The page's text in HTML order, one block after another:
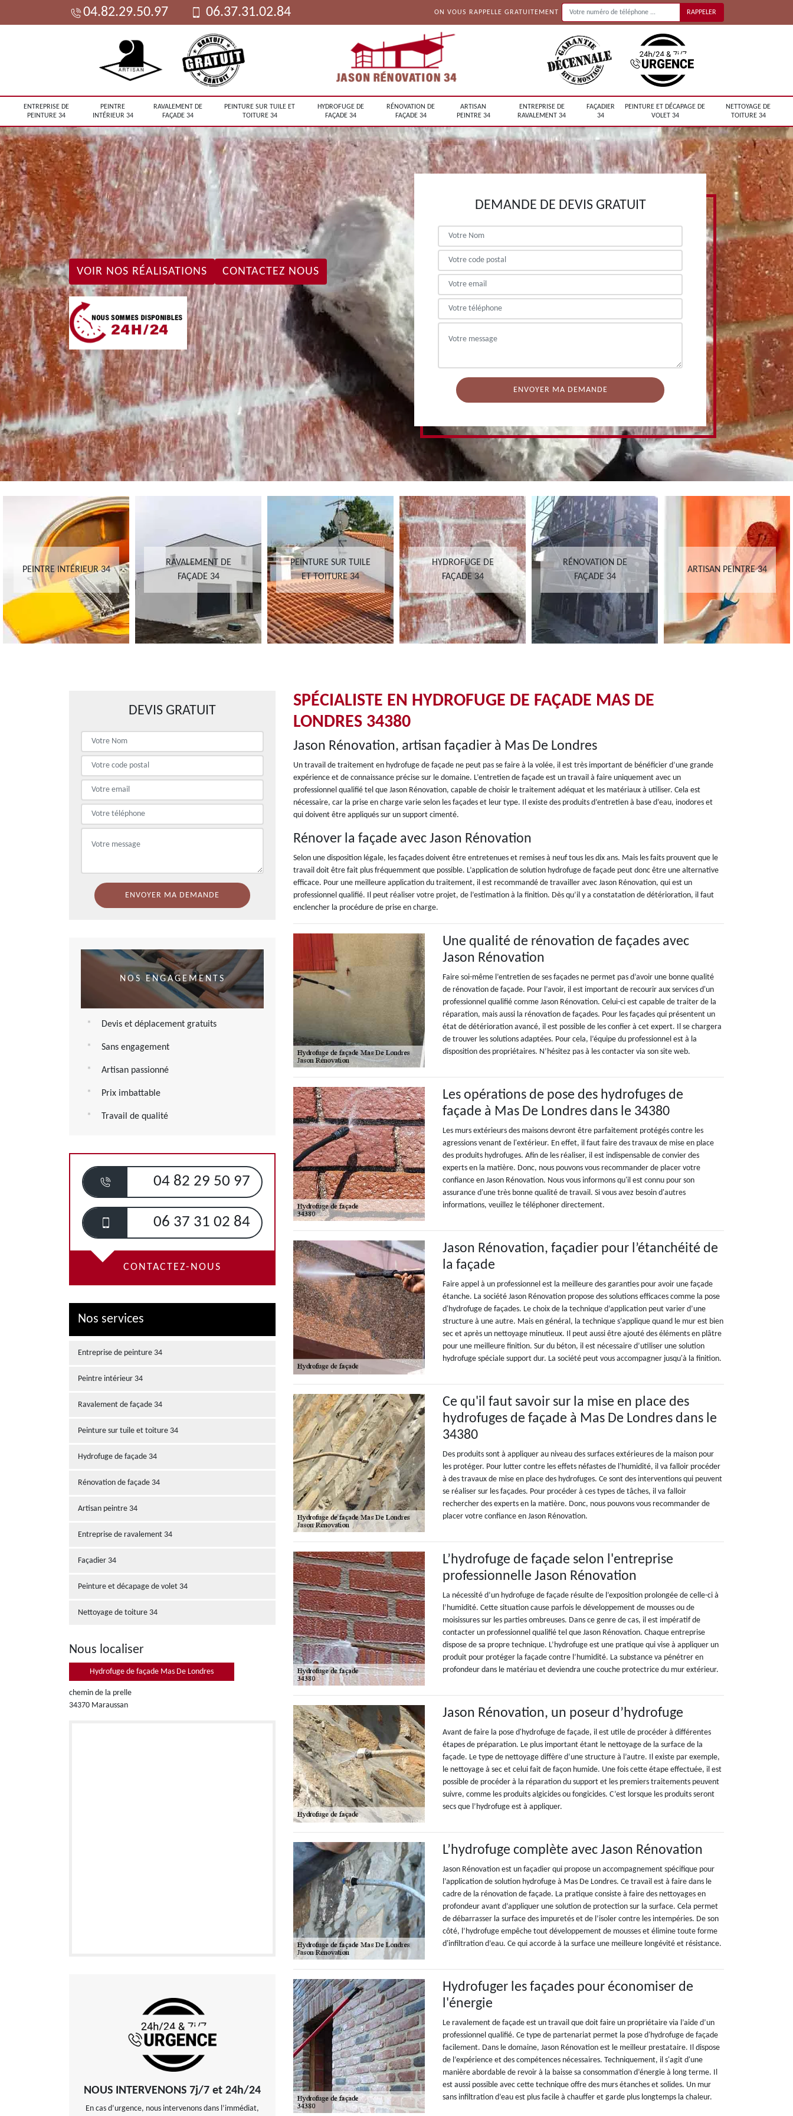
04.82.29.50.97 06.37.31.02.84 ON VOUS RAPPELLE GRATUITEMENT
ENTREPRISE DE
PEINTURE 34
PEINTRE
INTÉRIEUR 34
RAVALEMENT DE
FAÇADE 34
PEINTURE SUR TUILE ET
TOITURE 34
HYDROFUGE DE
FAÇADE 34
RÉNOVATION DE
FAÇADE 34
ARTISAN
PEINTRE 34
ENTREPRISE DE
RAVALEMENT 34
FAÇADIER
34
PEINTURE ET DÉCAPAGE DE
VOLET 34
NETTOYAGE DE
TOITURE 34
VOIR NOS RÉALISATIONS CONTACTEZ NOUS
DEMANDE DE DEVIS GRATUIT
PEINTRE INTÉRIEUR 34
RAVALEMENT DE
FAÇADE 34
PEINTURE SUR TUILE
ET TOITURE 34
HYDROFUGE DE
FAÇADE 34
RÉNOVATION DE
FAÇADE 34
ARTISAN PEINTRE 34
DEVIS GRATUIT
NOS ENGAGEMENTS
Devis et déplacement gratuits
Sans engagement
Artisan passionné
Prix imbattable
Travail de qualité
04 82 29 50 97
06 37 31 02 84
CONTACTEZ-NOUS
Nos services
Entreprise de peinture 34
Peintre intérieur 34
Ravalement de façade 34
Peinture sur tuile et toiture 34
Hydrofuge de façade 34
Rénovation de façade 34
Artisan peintre 34
Entreprise de ravalement 34
Façadier 34
Peinture et décapage de volet 34
Nettoyage de toiture 34
Nous localiser
Hydrofuge de façade Mas De Londres
chemin de la prelle
34370 Maraussan
NOUS INTERVENONS 7j/7 et 24h/24
En cas d’urgence, nous intervenons dans l’immédiat,
SPÉCIALISTE EN HYDROFUGE DE FAÇADE MAS DE
LONDRES 34380
Jason Rénovation, artisan façadier à Mas De Londres
Un travail de traitement en hydrofuge de façade ne peut pas se faire à la volée, il est très important de bénéficier d’une grande
expérience et de connaissance précise sur le domaine. L’entretien de façade est un travail à faire uniquement avec un
professionnel qualifié tel que Jason Rénovation, capable de choisir le traitement adéquat et les matériaux à utiliser. Cela est
nécessaire, car la prise en charge varie selon les façades et leur type. Il existe des produits d’entretien à base d’eau, inodores et
qui doivent être appliqués sur un support cimenté.
Rénover la façade avec Jason Rénovation
Selon une disposition légale, les façades doivent être entretenues et remises à neuf tous les dix ans. Mais les faits prouvent que le
travail doit être fait plus fréquemment que possible. L’application de solution hydrofuge de façade peut donc être une alternative
efficace. Pour une meilleure application du traitement, il est recommandé de travailler avec Jason Rénovation, qui est un
professionnel qualifié. Il peut réaliser votre projet, de l’estimation à la finition. Dès qu’il y a constatation de détérioration, il faut
enclencher la procédure de prise en charge.
Une qualité de rénovation de façades avec
Jason Rénovation
Faire soi-même l’entretien de ses façades ne permet pas d’avoir une bonne qualité
de rénovation de façade. Pour l’avoir, il est important de recourir aux services d'un
professionnel qualifié comme Jason Rénovation. Celui-ci est capable de traiter de la
réparation, mais aussi la rénovation de façades. Pour les façades qui présentent un
état de détérioration avancé, il est possible de les confier à cet expert. Il se chargera
de trouver les solutions adaptées. Pour cela, l’équipe du professionnel est à la
disposition des propriétaires. N’hésitez pas à les contacter via son site web.
Les opérations de pose des hydrofuges de
façade à Mas De Londres dans le 34380
Les murs extérieurs des maisons devront être parfaitement protégés contre les
agressions venant de l'extérieur. En effet, il faut faire des travaux de mise en place
des produits hydrofuges. Afin de les réaliser, il est indispensable de convier des
experts en la matière. Donc, nous pouvons vous recommander de placer votre
confiance en Jason Rénovation. Nous vous informons qu'il est connu pour son
assurance d'une très bonne qualité de travail. Si vous avez besoin d'autres
informations, veuillez le téléphoner directement.
Jason Rénovation, façadier pour l’étanchéité de
la façade
Faire appel à un professionnel est la meilleure des garanties pour avoir une façade
étanche. La société Jason Rénovation propose des solutions efficaces comme la pose
d'hydrofuge de façades. Le choix de la technique d’application peut varier d’une
structure à une autre. Mais en général, la technique s’applique quand le mur est bien
sec et après un nettoyage minutieux. Il peut aussi être ajouté des éléments en plâtre
pour une meilleure finition. Sur du béton, il est nécessaire d’utiliser une solution
hydrofuge spéciale support dur. La société peut vous accompagner jusqu'à la finition.
Ce qu'il faut savoir sur la mise en place des
hydrofuges de façade à Mas De Londres dans le
34380
Des produits sont à appliquer au niveau des surfaces extérieures de la maison pour
les protéger. Pour lutter contre les effets néfastes de l'humidité, il va falloir procéder
à des travaux de mise en place des hydrofuges. Ce sont des interventions qui peuvent
se réaliser sur les façades. Pour procéder à ces types de tâches, il va falloir
rechercher des experts en la matière. Donc, nous pouvons vous recommander de
placer votre confiance en Jason Rénovation.
L’hydrofuge de façade selon l'entreprise
professionnelle Jason Rénovation
La nécessité d’un hydrofuge de façade résulte de l’exposition prolongée de celle-ci à
l’humidité. Cette situation cause parfois le développement de mousses ou de
moisissures sur les parties ombreuses. Dans ce genre de cas, il est impératif de
contacter un professionnel qualifié tel que Jason Rénovation. Chaque entreprise
dispose de sa propre technique. L’hydrofuge est une pratique qui vise à appliquer un
produit pour protéger la façade contre l’humidité. La substance va pénétrer en
profondeur dans le matériau et deviendra une couche protectrice du mur extérieur.
Jason Rénovation, un poseur d’hydrofuge
Avant de faire la pose d'hydrofuge de façade, il est utile de procéder à différentes
étapes de préparation. Le plus important étant le nettoyage de la surface de la
façade. Le type de nettoyage diffère d’une structure à l’autre. Il existe par exemple,
le nettoyage à sec et celui fait de façon humide. Une fois cette étape effectuée, il est
possible de procéder à la réparation du support et les premiers traitements peuvent
suivre, comme les produits algicides ou fongicides. C’est lorsque les produits seront
secs que l’hydrofuge est à appliquer.
L’hydrofuge complète avec Jason Rénovation
Jason Rénovation est un façadier qui propose un accompagnement spécifique pour
l’application de solution hydrofuge à Mas De Londres. Ce travail est à faire dans le
cadre de la rénovation de façade. La pratique consiste à faire des nettoyages en
profondeur avant d’appliquer une solution de protection sur la surface. Cela permet
de débarrasser la surface des impuretés et de l’isoler contre les intempéries. De son
côté, l’hydrofuge empêche tout développement de mousses et élimine toute forme
d'infiltration d’eau. Ce qui accorde à la surface une meilleure longévité et résistance.
Hydrofuger les façades pour économiser de
l'énergie
Le ravalement de façade est un travail que doit faire un propriétaire via l’aide d’un
professionnel qualifié. Ce type de partenariat permet la pose d'hydrofuge de façade
facilement. Dans le domaine, Jason Rénovation est le meilleur prestataire. Il dispose
de l’expérience et des compétences nécessaires. Techniquement, il s'agit d'une
manière abordable de revoir à la baisse sa consommation d’énergie à long terme. Il
est aussi possible avec cette technique offre des murs étanches et solides. Un mur
sans infiltration d’eau est plus facile à chauffer et garde plus longtemps la chaleur.